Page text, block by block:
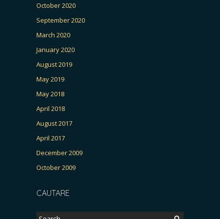
October 2020
September 2020
March 2020
January 2020
August 2019
May 2019
May 2018
April 2018
August 2017
April 2017
December 2009
October 2009
CAUTARE
Search